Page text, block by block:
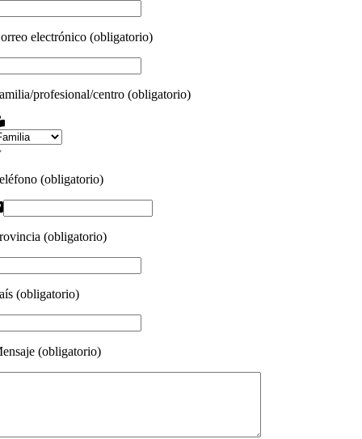
electrónico (obligatorio)
profesional/centro (obligatorio)
(obligatorio)
(obligatorio)
(obligatorio)
(obligatorio)